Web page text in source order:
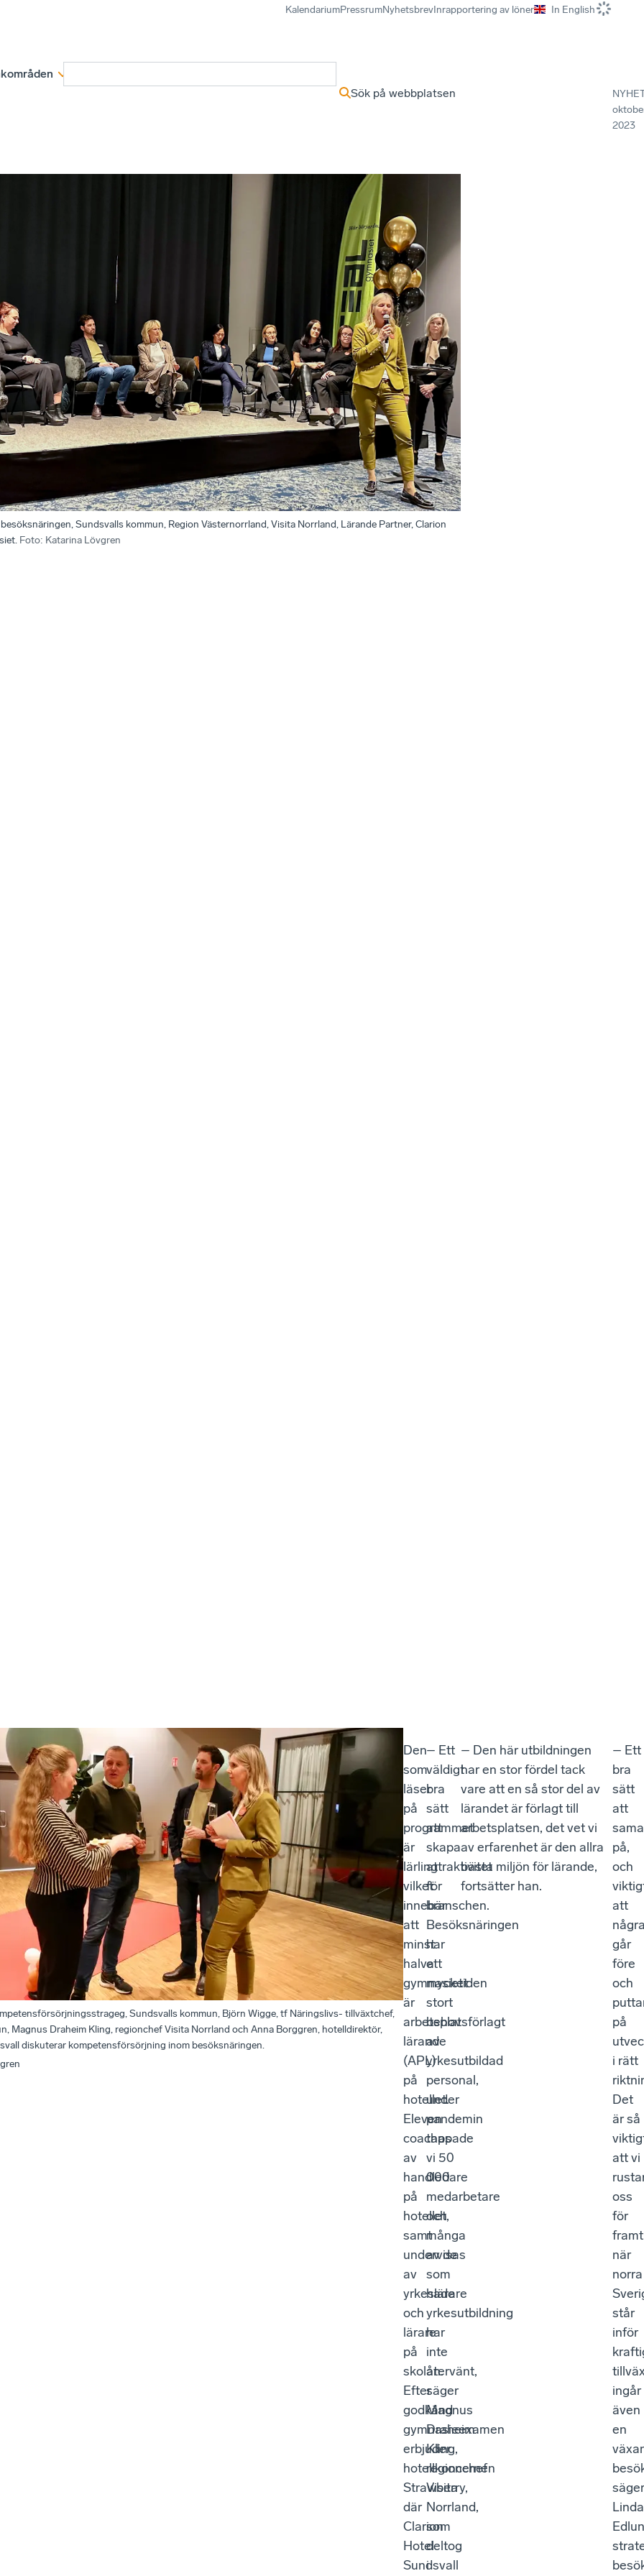
KalendariumPressrumNyhetsbrevInrapportering av löner In English
Sök på webbplatsen
2023
Sundsvalls kommun, Region Västernorrland, Visita Norrland, Lärande Partner, Clarion
Foto: Katarina Lövgren
Sundsvalls kommun, Björn Wigge, tf Näringslivs- tillväxtchef,
Magnus Draheim Kling, regionchef Visita Norrland och Anna Borggren, hotelldirektör,
diskuterar kompetensförsörjning inom besöksnäringen.
Den
som
läser
på
programmet
är
lärling
vilket
innebär
att
minst
halva
gymnasietiden
är
arbetsplatsförlagt
lärande
(APL)
på
hotellet.
Eleven
coachas
av
handledare
på
hotellet,
samt
undervisas
av
yrkeslärare
och
lärare
på
skolan.
Efter
godkänd
gymnasieexamen
erbjuder
hotellkoncernen
Strawberry,
där
Clarion
Hotel
Sundsvall
– Ett
väldigt
bra
sätt
att
skapa
attraktivitet
för
branschen.
Besöksnäringen
har
ett
mycket
stort
behov
av
yrkesutbildad
personal,
under
pandemin
tappade
vi 50
000
medarbetare
och
många
av de
som
hade
yrkesutbildning
har
inte
återvänt,
säger
Magnus
Draheim
Kling,
regionchef
Visita
Norrland,
som
deltog
i
– Den här utbildningen
har en stor fördel tack
vare att en så stor del av
lärandet är förlagt till
arbetsplatsen, det vet vi
av erfarenhet är den allra
bästa miljön för lärande,
fortsätter han.
– Ett
bra
sätt
att
på,
och
att
går
före
och
på
i rätt
Det
är så
att vi
oss
för
när
norra
står
inför
ingår
även
en
säger
Linda